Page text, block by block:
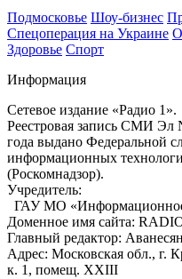
Подмосковье Шоу-бизнес
Спецоперация на Украине
Здоровье Спорт
Информация
Сетевое издание «Радио 1».
Реестровая запись СМИ Эл
года выдано Федеральной
информационных
(Роскомнадзор).
Учредитель:
ГАУ МО «Информационное
Доменное имя сайта:
Главный редактор:
Адрес: Московская обл., г.
к. 1, помещ. XXIII